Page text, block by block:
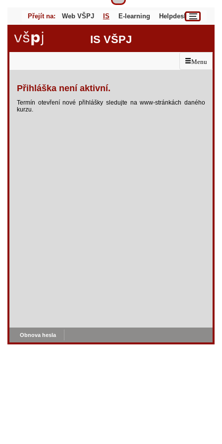
Přejít na: Web VŠPJ IS E-learning Helpdesk
IS VŠPJ
Menu
Přihláška není aktivní.
Termín otevření nové přihlášky sledujte na www-stránkách daného
kurzu.
Obnova hesla